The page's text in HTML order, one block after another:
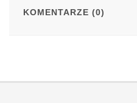
KOMENTARZE (0)